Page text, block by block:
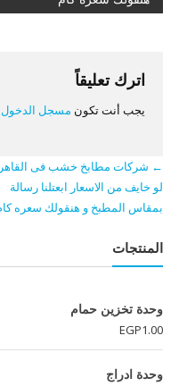
اترك تعليقاً
يجب أنت تكون مسجل الدخول
← شركات مطابخ خشب فى
لو خايف من الاسعار ابعتلنا رسالة
بمقاس المطبخ و هنقولك سعره
المنتجات
وحدة تخزين حمام
EGP1.00
وحدة ادراج